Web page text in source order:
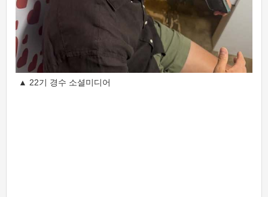
▲ 22기 경수 소셜미디어